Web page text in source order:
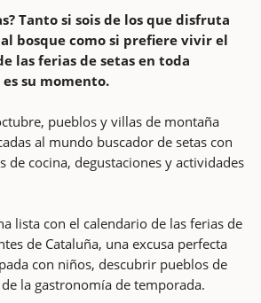
Tanto si sois de los que disfruta
bosque como si prefiere vivir el
las ferias de setas en toda
su momento.
pueblos y villas de montaña
al mundo buscador de setas con
de cocina, degustaciones y actividades
lista con el calendario de las ferias de
de Cataluña, una excusa perfecta
con niños, descubrir pueblos de
la gastronomía de temporada.